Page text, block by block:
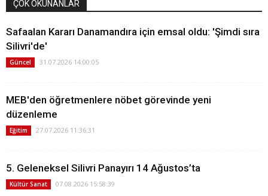
ÇOK OKUNANLAR
Safaalan Kararı Danamandıra için emsal oldu: 'Şimdi sıra
Silivri'de'
Güncel 31.07.2026 14:00:05
MEB'den öğretmenlere nöbet görevinde yeni
düzenleme
Eğitim 27.07.2026 11:36:31
5. Geleneksel Silivri Panayırı 14 Ağustos’ta
Kültür Sanat 07.08.2026 15:58:39